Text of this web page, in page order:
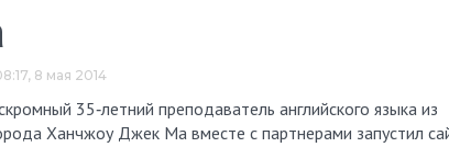
8 мая 2014
35‑летний преподаватель английского языка из
Ханчжоу Джек Ма вместе с партнерами запустил